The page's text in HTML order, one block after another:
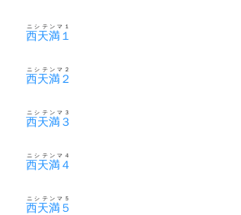
西天満１
ニシテンマ１
西天満２
ニシテンマ２
西天満３
ニシテンマ３
西天満４
ニシテンマ４
西天満５
ニシテンマ５